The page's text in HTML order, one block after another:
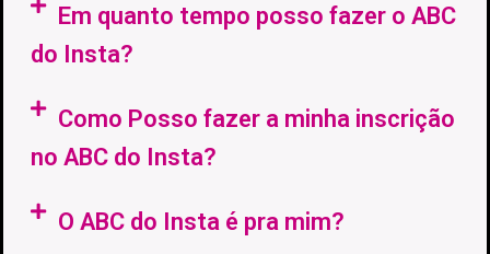
Em quanto tempo posso fazer o ABC
do Insta?
Como Posso fazer a minha inscrição
no ABC do Insta?
O ABC do Insta é pra mim?